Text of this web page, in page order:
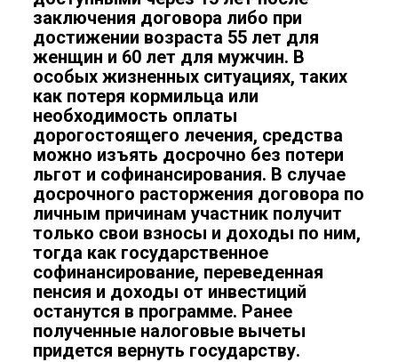
заключения договора либо при
достижении возраста 55 лет для
женщин и 60 лет для мужчин. В
особых жизненных ситуациях, таких
как потеря кормильца или
необходимость оплаты
дорогостоящего лечения, средства
можно изъять досрочно без потери
льгот и софинансирования. В случае
досрочного расторжения договора по
личным причинам участник получит
только свои взносы и доходы по ним,
тогда как государственное
софинансирование, переведенная
пенсия и доходы от инвестиций
останутся в программе. Ранее
полученные налоговые вычеты
придется вернуть государству.